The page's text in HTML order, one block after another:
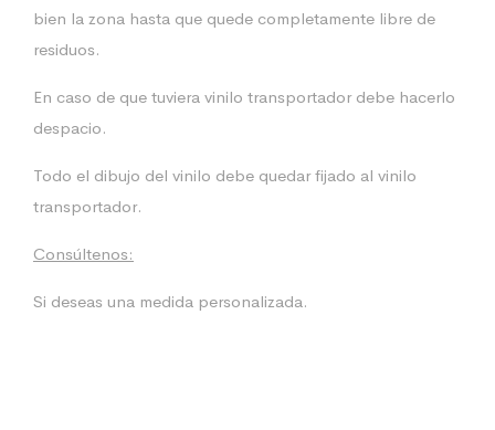
bien la zona hasta que quede completamente libre de
residuos.
En caso de que tuviera vinilo transportador debe hacerlo
despacio.
Todo el dibujo del vinilo debe quedar fijado al vinilo
transportador.
Consúltenos:
Si deseas una medida personalizada.